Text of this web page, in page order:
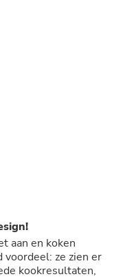
aan en koken
ze zien er
kookresultaten,